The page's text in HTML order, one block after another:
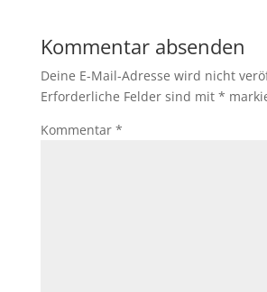
Kommentar absenden
Deine E-Mail-Adresse wird nicht
Erforderliche Felder sind mit *
Kommentar *